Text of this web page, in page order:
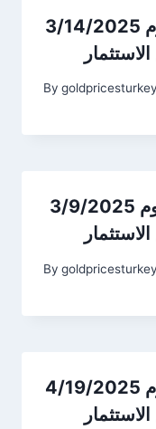
أسعار الذهب في ألمانيا اليوم 3/14/2025
By goldpricesturkey
أسعار الذهب في ألمانيا اليوم 3/9/2025
By goldpricesturkey
أسعار الذهب في ألمانيا اليوم 4/19/2025